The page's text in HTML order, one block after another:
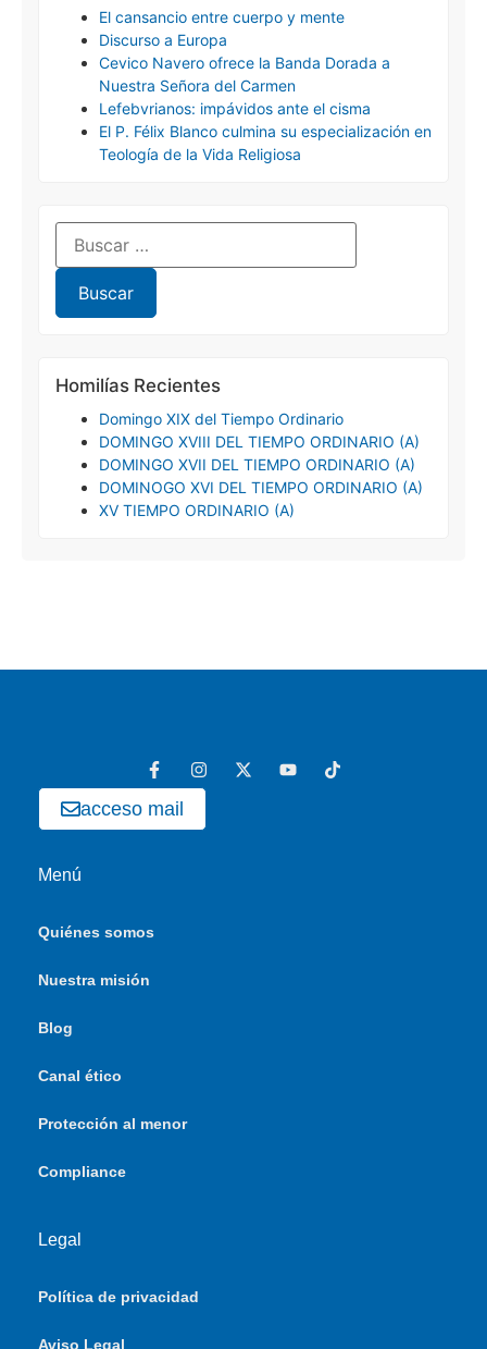
El cansancio entre cuerpo y mente
Discurso a Europa
Cevico Navero ofrece la Banda Dorada a
Nuestra Señora del Carmen
Lefebvrianos: impávidos ante el cisma
El P. Félix Blanco culmina su especialización en
Teología de la Vida Religiosa
Homilías Recientes
Domingo XIX del Tiempo Ordinario
DOMINGO XVIII DEL TIEMPO ORDINARIO (A)
DOMINGO XVII DEL TIEMPO ORDINARIO (A)
DOMINOGO XVI DEL TIEMPO ORDINARIO (A)
XV TIEMPO ORDINARIO (A)
acceso mail
Menú
Quiénes somos
Nuestra misión
Blog
Canal ético
Protección al menor
Compliance
Legal
Política de privacidad
Aviso Legal